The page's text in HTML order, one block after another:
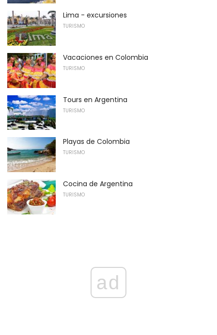
Lima - excursiones
TURISMO
Vacaciones en Colombia
TURISMO
Tours en Argentina
TURISMO
Playas de Colombia
TURISMO
Cocina de Argentina
TURISMO
ad